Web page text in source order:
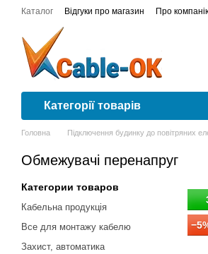
Перейти до основного контенту
Каталог Відгуки про магазин Про
Сертифікати відповідності
Категорії товарів
Головна Підключення будинку до повітряних
Обмежувачі перенапруг
Категории товаров
Кабельна продукція
Все для монтажу кабелю
Захист, автоматика